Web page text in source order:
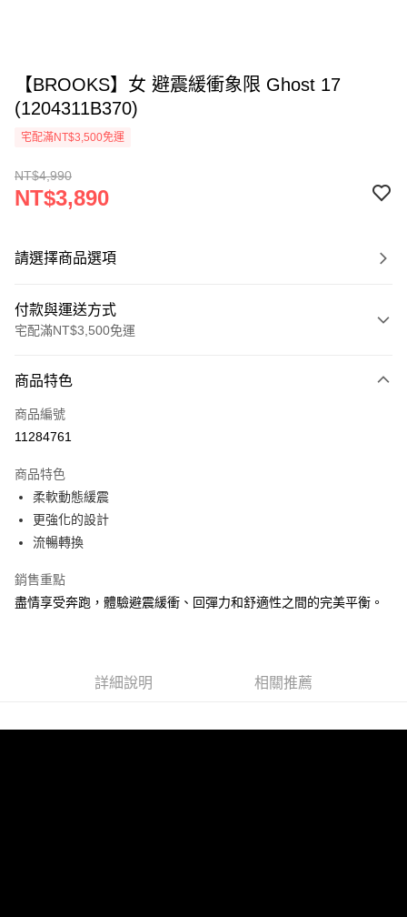
【BROOKS】女 避震緩衝象限 Ghost 17
(1204311B370)
宅配滿NT$3,500免運
NT$4,990
NT$3,890
請選擇商品選項
付款與運送方式
宅配滿NT$3,500免運
信用卡一次付款
ATM付款
運送方式
宅配
每筆NT$100，滿NT$3,500(含以上)免運費
商品特色
商品編號
11284761
商品特色
柔軟動態緩震
更強化的設計
流暢轉換
銷售重點
盡情享受奔跑，體驗避震緩衝、回彈力和舒適性之間的完美平衡。
詳細說明 相關推薦